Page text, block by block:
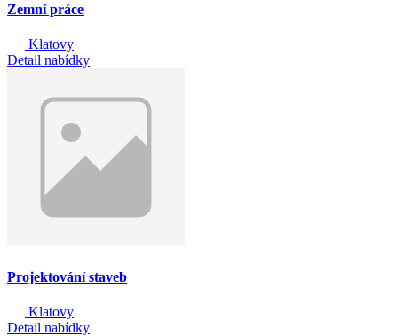
Zemní práce
Klatovy
Detail nabídky
Projektování staveb
Klatovy
Detail nabídky